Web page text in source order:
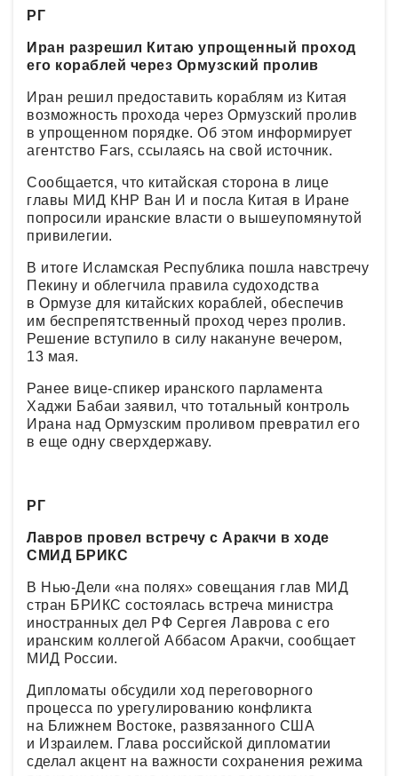
РГ
Иран разрешил Китаю упрощенный проход
его кораблей через Ормузский пролив
Иран решил предоставить кораблям из Китая
возможность прохода через Ормузский пролив
в упрощенном порядке. Об этом информирует
агентство Fars, ссылаясь на свой источник.
Сообщается, что китайская сторона в лице
главы МИД КНР Ван И и посла Китая в Иране
попросили иранские власти о вышеупомянутой
привилегии.
В итоге Исламская Республика пошла навстречу
Пекину и облегчила правила судоходства
в Ормузе для китайских кораблей, обеспечив
им беспрепятственный проход через пролив.
Решение вступило в силу накануне вечером,
13 мая.
Ранее вице-спикер иранского парламента
Хаджи Бабаи заявил, что тотальный контроль
Ирана над Ормузским проливом превратил его
в еще одну сверхдержаву.
РГ
Лавров провел встречу с Аракчи в ходе
СМИД БРИКС
В Нью-Дели «на полях» совещания глав МИД
стран БРИКС состоялась встреча министра
иностранных дел РФ Сергея Лаврова c его
иранским коллегой Аббасом Аракчи, сообщает
МИД России.
Дипломаты обсудили ход переговорного
процесса по урегулированию конфликта
на Ближнем Востоке, развязанного США
и Израилем. Глава российской дипломатии
сделал акцент на важности сохранения режима